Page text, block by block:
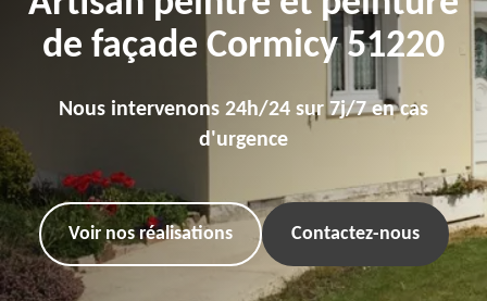
de façade Cormicy 51220
Nous intervenons 24h/24 sur 7j/7 en cas
d'urgence
Voir nos réalisations Contactez-nous